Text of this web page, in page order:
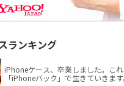
ランキング
iPhoneケース、卒業しました。こ
「iPhoneバック」で生きていきます